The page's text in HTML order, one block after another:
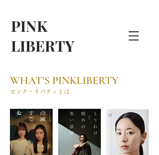
PINK
LIBERTY
WHAT'S PINKLIBERTY
ピンク・リバティとは